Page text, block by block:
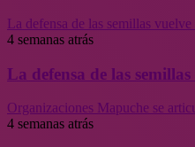
La defensa de las semillas
4 semanas atrás
La defensa de las
Organizaciones Mapuche se
4 semanas atrás